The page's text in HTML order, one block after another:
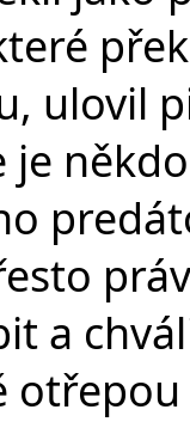
ulovil
je
a